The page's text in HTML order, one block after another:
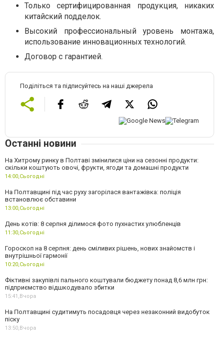
Только сертифицированная продукция, никаких
китайский подделок.
Высокий профессиональный уровень монтажа,
использование инновационных технологий.
Договор с гарантией.
Поділіться та підписуйтесь на наші джерела
Останні новини
На Хитрому ринку в Полтаві змінилися ціни на сезонні продукти:
скільки коштують овочі, фрукти, ягоди та домашні продукти
14:00, Сьогодні
На Полтавщині під час руху загорілася вантажівка: поліція
встановлює обставини
13:00, Сьогодні
День котів: 8 серпня ділимося фото пухнастих улюбленців
11:30, Сьогодні
Гороскоп на 8 серпня: день сміливих рішень, нових знайомств і
внутрішньої гармонії
10:20, Сьогодні
Фіктивні закупівлі пального коштували бюджету понад 8,6 млн грн:
підприємство відшкодувало збитки
15:41, Вчора
На Полтавщині судитимуть посадовця через незаконний видобуток
піску
13:50, Вчора